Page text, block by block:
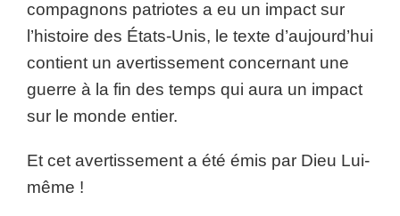
compagnons patriotes a eu un impact sur
l’histoire des États-Unis, le texte d’aujourd’hui
contient un avertissement concernant une
guerre à la fin des temps qui aura un impact
sur le monde entier.
Et cet avertissement a été émis par Dieu Lui-
même !